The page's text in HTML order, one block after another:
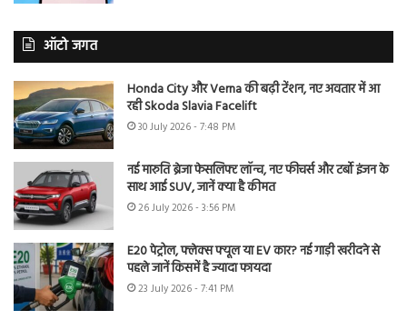
ऑटो जगत
Honda City और Verna की बढ़ी टेंशन, नए अवतार में आ
रही Skoda Slavia Facelift
30 July 2026 - 7:48 PM
नई मारुति ब्रेजा फेसलिफ्ट लॉन्च, नए फीचर्स और टर्बो इंजन के
साथ आई SUV, जानें क्या है कीमत
26 July 2026 - 3:56 PM
E20 पेट्रोल, फ्लेक्स फ्यूल या EV कार? नई गाड़ी खरीदने से
पहले जानें किसमें है ज्यादा फायदा
23 July 2026 - 7:41 PM